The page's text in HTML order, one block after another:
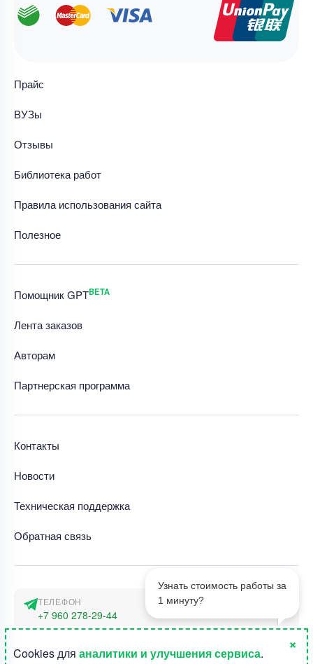
1
Узнать стоимость работы за
1 минуту?
Прайс
ВУЗы
Отзывы
Библиотека работ
Правила использования сайта
Полезное
Помощник GPTBETA
Лента заказов
Авторам
Партнерская программа
Контакты
Новости
Техническая поддержка
Обратная связь
ТЕЛЕФОН
+7 960 278-29-44
г. Москва, наб. Тараса Шевченко 23а
Cookies для аналитики и улучшения сервиса.
×